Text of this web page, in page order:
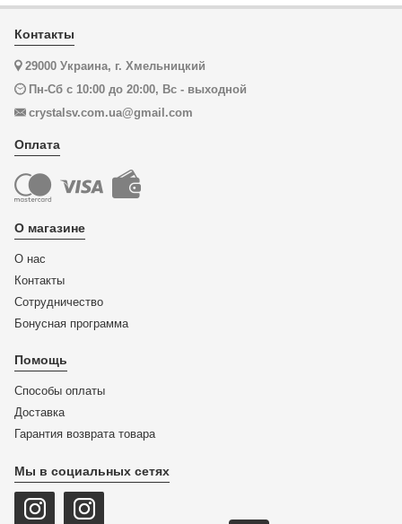
Контакты
29000 Украина, г. Хмельницкий
Пн-Сб с 10:00 до 20:00, Вс - выходной
crystalsv.com.ua@gmail.com
Оплата
О магазине
О нас
Контакты
Сотрудничество
Бонусная программа
Помощь
Способы оплаты
Доставка
Гарантия возврата товара
Мы в социальных сетях